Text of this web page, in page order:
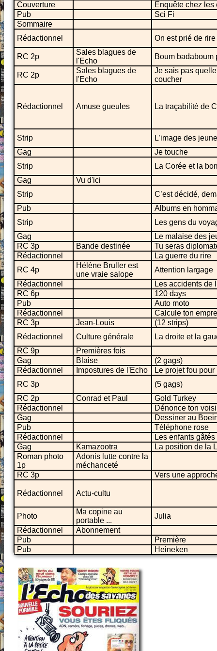
Couverture
Enquête chez les
Pub
Sci Fi
Sommaire
Rédactionnel
On est prié de rire
RC 2p
Sales blagues de
l'Echo
Boum
RC 2p
Sales blagues de
l'Echo
Je sais pas
coucher
Rédactionnel Amuse gueules La traçabilité de
Strip
L’image des
Gag
Je touche
Strip
La Corée et la
Gag
Vu d'ici
Strip
C’est décidé,
Pub
Albums en
Strip
Les gens du
Gag
Le malaise des
RC 3p
Bande destinée
Tu seras
Rédactionnel
La guerre du rire
RC 4p
Hélène Bruller est
une vraie salope
Attention largage
Rédactionnel
Les accidents de
RC 6p
120 days
Pub
Auto moto
Rédactionnel
Calcule ton
RC 3p
Jean-Louis
(12 strips)
Rédactionnel
Culture générale
La droite et la
RC 9p
Premières fois
Gag
Blaise
(2 gags)
Rédactionnel
Impostures de l'Echo
Le projet fou
RC 3p
(5 gags)
RC 2p
Conrad et Paul
Gold Turkey
Rédactionnel
Dénonce ton
Gag
Dessiner au
Pub
Téléphone rose
Rédactionnel
Les enfants
Gag
Kamazootra
La position de la
Roman photo
1p
Adonis lutte contre la
méchanceté
RC 3p
Vers une
Rédactionnel Actu-cultu
Photo
Ma copine au
portable ...
Julia
Rédactionnel
Abonnement
Pub
Première
Pub
Heineken